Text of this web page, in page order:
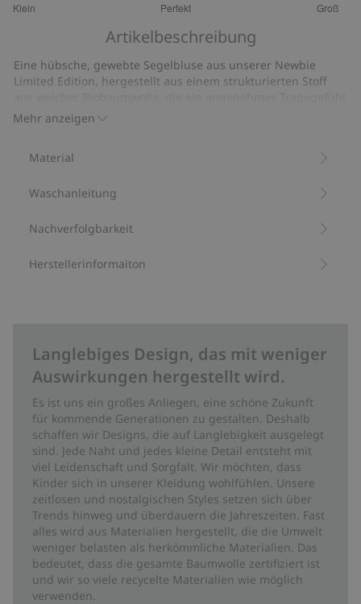
Klein Perfekt Groß
von
14
Bewertungen
Artikelbeschreibung
Mehr anzeigen
Eine hübsche, gewebte Segelbluse aus unserer Newbie
Limited Edition, hergestellt aus einem strukturierten Stoff
bietet. Die Bluse hat eine charmante Spitzenkante, und ein
himmelblaues Band verziert den stilvollen Kragen. Die
ein verspieltes Detail, während die schönen Knöpfe auf der
für Mama und Geschwister erhältlich.
Artikelnummer:442939
Material
Waschanleitung
Nachverfolgbarkeit
Herstellerinformaiton
Langlebiges Design, das mit weniger
Auswirkungen hergestellt wird.
Es ist uns ein großes Anliegen, eine schöne Zukunft
für kommende Generationen zu gestalten. Deshalb
schaffen wir Designs, die auf Langlebigkeit ausgelegt
sind. Jede Naht und jedes kleine Detail entsteht mit
viel Leidenschaft und Sorgfalt. Wir möchten, dass
Kinder sich in unserer Kleidung wohlfühlen. Unsere
zeitlosen und nostalgischen Styles setzen sich über
Trends hinweg und überdauern die Jahreszeiten. Fast
alles wird aus Materialien hergestellt, die die Umwelt
weniger belasten als herkömmliche Materialien. Das
bedeutet, dass die gesamte Baumwolle zertifiziert ist
und wir so viele recycelte Materialien wie möglich
verwenden.